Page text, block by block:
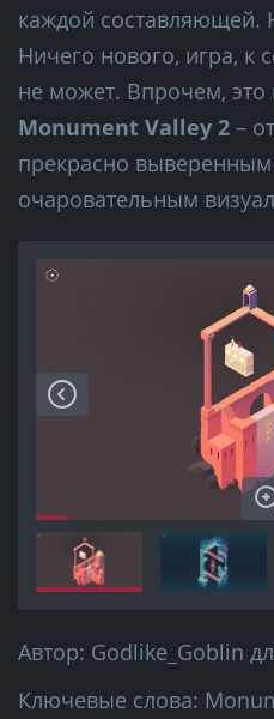
каждой составляющей.
Ничего нового, игра, к
не может. Впрочем, это
Monument Valley 2 –
прекрасно
очаровательным
Автор: Godlike_Goblin
Ключевые слова: